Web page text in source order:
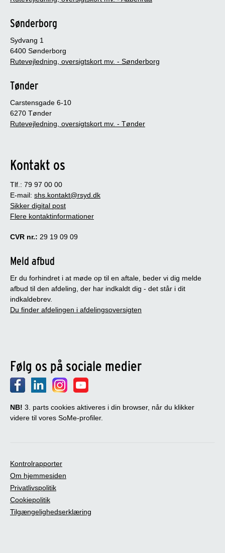
Sønderborg
Sydvang 1
6400 Sønderborg
Rutevejledning, oversigtskort mv. - Sønderborg
Tønder
Carstensgade 6-10
6270 Tønder
Rutevejledning, oversigtskort mv. - Tønder
Kontakt os
Tlf.: 79 97 00 00
E-mail: shs.kontakt@rsyd.dk
Sikker digital post
Flere kontaktinformationer
CVR nr.: 29 19 09 09
Meld afbud
Er du forhindret i at møde op til en aftale, beder vi dig melde
afbud til den afdeling, der har indkaldt dig - det står i dit
indkaldebrev.
Du finder afdelingen i afdelingsoversigten
Følg os på sociale medier
NB! 3. parts cookies aktiveres i din browser, når du klikker
videre til vores SoMe-profiler.
Kontrolrapporter
Om hjemmesiden
Privatlivspolitik
Cookiepolitik
Tilgængelighedserklæring